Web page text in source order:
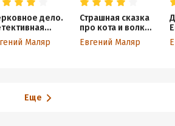
дело.
начала
века Маляр
Страшная сказка
про кота и волка.
Детективная
история времен
Евгений Маляр
Еще